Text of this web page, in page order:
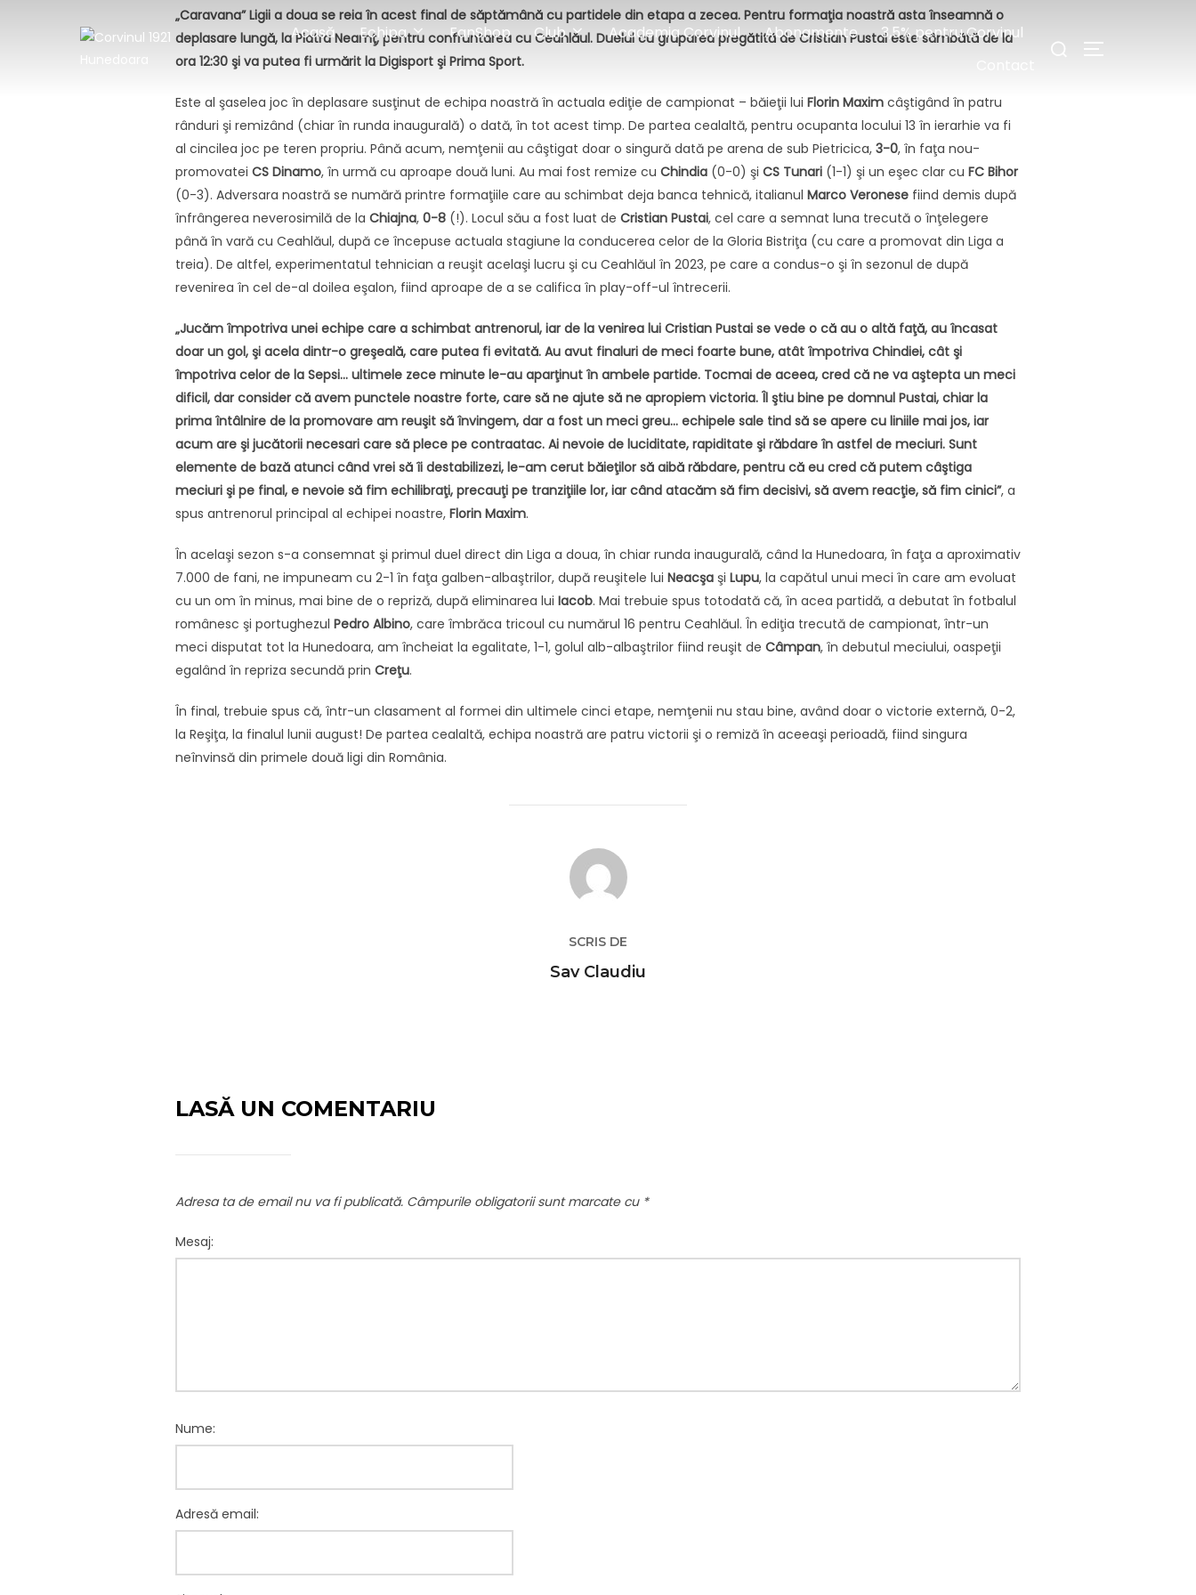
Acasă Echipa FanShop Club Academia Corvinul Abonamente
3,5% pentru Corvinul
după:
COMUTĂ LA
„Caravana” Ligii a doua se reia în acest final de săptămână cu partidele din etapa a zecea. Pentru formaţia noastră asta înseamnă o
deplasare lungă, la Piatra Neamţ, pentru confruntarea cu Ceahlăul. Duelul cu gruparea pregătită de Cristian Pustai este sâmbătă de la
ora 12:30 şi va putea fi urmărit la Digisport şi Prima Sport.
Este al şaselea joc în deplasare susţinut de echipa noastră în actuala ediţie de campionat – băieţii lui Florin Maxim câştigând în patru
rânduri şi remizând (chiar în runda inaugurală) o dată, în tot acest timp. De partea cealaltă, pentru ocupanta locului 13 în ierarhie va fi
al cincilea joc pe teren propriu. Până acum, nemţenii au câştigat doar o singură dată pe arena de sub Pietricica, 3-0, în faţa nou-
promovatei CS Dinamo, în urmă cu aproape două luni. Au mai fost remize cu Chindia (0-0) şi CS Tunari (1-1) şi un eşec clar cu FC Bihor
(0-3). Adversara noastră se numără printre formaţiile care au schimbat deja banca tehnică, italianul Marco Veronese fiind demis după
înfrângerea neverosimilă de la Chiajna, 0-8 (!). Locul său a fost luat de Cristian Pustai, cel care a semnat luna trecută o înţelegere
până în vară cu Ceahlăul, după ce începuse actuala stagiune la conducerea celor de la Gloria Bistriţa (cu care a promovat din Liga a
treia). De altfel, experimentatul tehnician a reuşit acelaşi lucru şi cu Ceahlăul în 2023, pe care a condus-o şi în sezonul de după
revenirea în cel de-al doilea eşalon, fiind aproape de a se califica în play-off-ul întrecerii.
„Jucăm împotriva unei echipe care a schimbat antrenorul, iar de la venirea lui Cristian Pustai se vede o că au o altă faţă, au încasat
doar un gol, şi acela dintr-o greşeală, care putea fi evitată. Au avut finaluri de meci foarte bune, atât împotriva Chindiei, cât şi
împotriva celor de la Sepsi… ultimele zece minute le-au aparţinut în ambele partide. Tocmai de aceea, cred că ne va aştepta un meci
dificil, dar consider că avem punctele noastre forte, care să ne ajute să ne apropiem victoria. Îl ştiu bine pe domnul Pustai, chiar la
prima întâlnire de la promovare am reuşit să învingem, dar a fost un meci greu… echipele sale tind să se apere cu liniile mai jos, iar
acum are şi jucătorii necesari care să plece pe contraatac. Ai nevoie de luciditate, rapiditate şi răbdare în astfel de meciuri. Sunt
elemente de bază atunci când vrei să îi destabilizezi, le-am cerut băieţilor să aibă răbdare, pentru că eu cred că putem câştiga
meciuri şi pe final, e nevoie să fim echilibraţi, precauţi pe tranziţiile lor, iar când atacăm să fim decisivi, să avem reacţie, să fim cinici”, a
spus antrenorul principal al echipei noastre, Florin Maxim.
În acelaşi sezon s-a consemnat şi primul duel direct din Liga a doua, în chiar runda inaugurală, când la Hunedoara, în faţa a aproximativ
7.000 de fani, ne impuneam cu 2-1 în faţa galben-albaştrilor, după reuşitele lui Neacşa şi Lupu, la capătul unui meci în care am evoluat
cu un om în minus, mai bine de o repriză, după eliminarea lui Iacob. Mai trebuie spus totodată că, în acea partidă, a debutat în fotbalul
românesc şi portughezul Pedro Albino, care îmbrăca tricoul cu numărul 16 pentru Ceahlăul. În ediţia trecută de campionat, într-un
meci disputat tot la Hunedoara, am încheiat la egalitate, 1-1, golul alb-albaştrilor fiind reuşit de Câmpan, în debutul meciului, oaspeţii
egalând în repriza secundă prin Creţu.
În final, trebuie spus că, într-un clasament al formei din ultimele cinci etape, nemţenii nu stau bine, având doar o victorie externă, 0-2,
la Reşiţa, la finalul lunii august! De partea cealaltă, echipa noastră are patru victorii şi o remiză în aceeaşi perioadă, fiind singura
neînvinsă din primele două ligi din România.
AUTOR ARTICOL
SCRIS DE
Sav Claudiu
LASĂ UN COMENTARIU
Adresa ta de email nu va fi publicată. Câmpurile obligatorii sunt marcate cu *
Mesaj:
Nume:
Adresă email: